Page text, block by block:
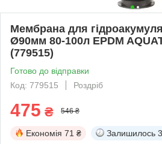
Мембрана для
Ø90мм 80-100л EPDM
(779515)
Готово до відправки
Код: 779515
Роздріб
475 ₴ 546 ₴
Економія 71 ₴ Залишилось